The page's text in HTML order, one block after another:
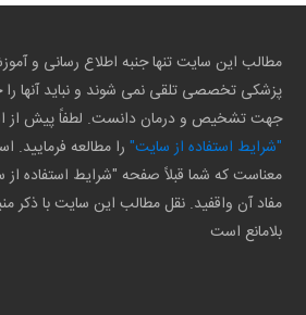
مطالب این سایت تنها جنبه اطلاع رسانی و
پزشکی تخصصی تلقی نمی شوند و نباید آنها
جهت تشخیص و درمان دانست. لطفاً پیش از
"شرایط استفاده از سایت" را مطالعه فرمایید.
معناست که شما قبلاً صفحه "شرایط استفاده از
مفاد آن واقفید. نقل مطالب این سایت با ذکر
بلامانع است